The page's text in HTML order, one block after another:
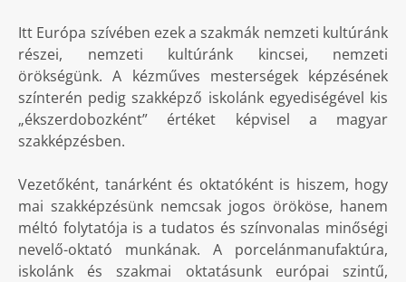
Itt Európa szívében ezek a szakmák nemzeti kultúránk
részei, nemzeti kultúránk kincsei, nemzeti
örökségünk. A kézműves mesterségek képzésének
színterén pedig szakképző iskolánk egyediségével kis
„ékszerdobozként” értéket képvisel a magyar
szakképzésben.
Vezetőként, tanárként és oktatóként is hiszem, hogy
mai szakképzésünk nemcsak jogos örököse, hanem
méltó folytatója is a tudatos és színvonalas minőségi
nevelő-oktató munkának. A porcelánmanufaktúra,
iskolánk és szakmai oktatásunk európai szintű,